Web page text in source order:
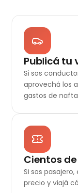
Publicá tu
Si sos
aprovechá los
gastos de
Cientos
Si sos
precio y viajá